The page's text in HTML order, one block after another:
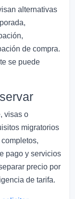
alternativas
de compra.
se puede
visas o
migratorios
pago y servicios
precio por
de tarifa.